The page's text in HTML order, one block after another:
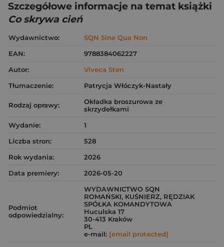
Szczegółowe informacje na temat książki
Co skrywa cień
Wydawnictwo:
SQN Sine Qua Non
EAN:
9788384062227
Autor:
Viveca Sten
Tłumaczenie:
Patrycja Włóczyk-Nastały
Rodzaj oprawy:
Okładka broszurowa ze
skrzydełkami
Wydanie:
1
Liczba stron:
528
Rok wydania:
2026
Data premiery:
2026-05-20
Podmiot
odpowiedzialny:
WYDAWNICTWO SQN
ROMAŃSKI, KUŚNIERZ, RĘDZIAK
SPÓŁKA KOMANDYTOWA
Huculska 17
30-413 Kraków
PL
e-mail: [email protected]